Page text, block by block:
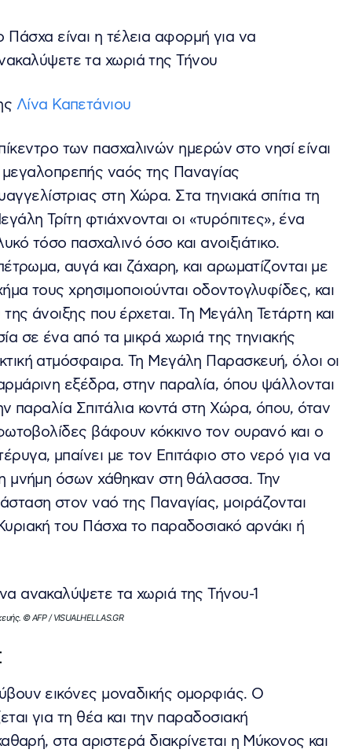
Πάσχα είναι η τέλεια αφορμή για να
τα χωριά της Τήνου
Λίνα Καπετάνιου
των πασχαλινών ημερών στο νησί είναι
ναός της Παναγίας
στη Χώρα. Στα τηνιακά σπίτια τη
Τρίτη φτιάχνονται οι «τυρόπιτες», ένα
τόσο πασχαλινό όσο και ανοιξιάτικο.
αυγά και ζάχαρη, και αρωματίζονται με
τους χρησιμοποιούνται οδοντογλυφίδες, και
άνοιξης που έρχεται. Τη Μεγάλη Τετάρτη και
σε ένα από τα μικρά χωριά της τηνιακής
ατμόσφαιρα. Τη Μεγάλη Παρασκευή, όλοι οι
εξέδρα, στην παραλία, όπου ψάλλονται
παραλία Σπιτάλια κοντά στη Χώρα, όπου, όταν
βάφουν κόκκινο τον ουρανό και ο
μπαίνει με τον Επιτάφιο στο νερό για να
μνήμη όσων χάθηκαν στη θάλασσα. Την
στον ναό της Παναγίας, μοιράζονται
του Πάσχα το παραδοσιακό αρνάκι ή
© AFP / VISUALHELLAS.GR
εικόνες μοναδικής ομορφιάς. Ο
για τη θέα και την παραδοσιακή
στα αριστερά διακρίνεται η Μύκονος και